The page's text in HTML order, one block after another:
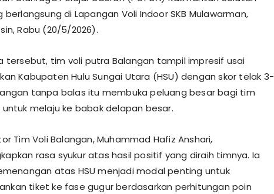
berlangsung di Lapangan Voli Indoor SKB Mulawarman,
Rabu (20/5/2026).
tersebut, tim voli putra Balangan tampil impresif usai
Kabupaten Hulu Sungai Utara (HSU) dengan skor telak 3-
tanpa balas itu membuka peluang besar bagi tim
untuk melaju ke babak delapan besar.
Tim Voli Balangan, Muhammad Hafiz Anshari,
rasa syukur atas hasil positif yang diraih timnya. Ia
atas HSU menjadi modal penting untuk
tiket ke fase gugur berdasarkan perhitungan poin